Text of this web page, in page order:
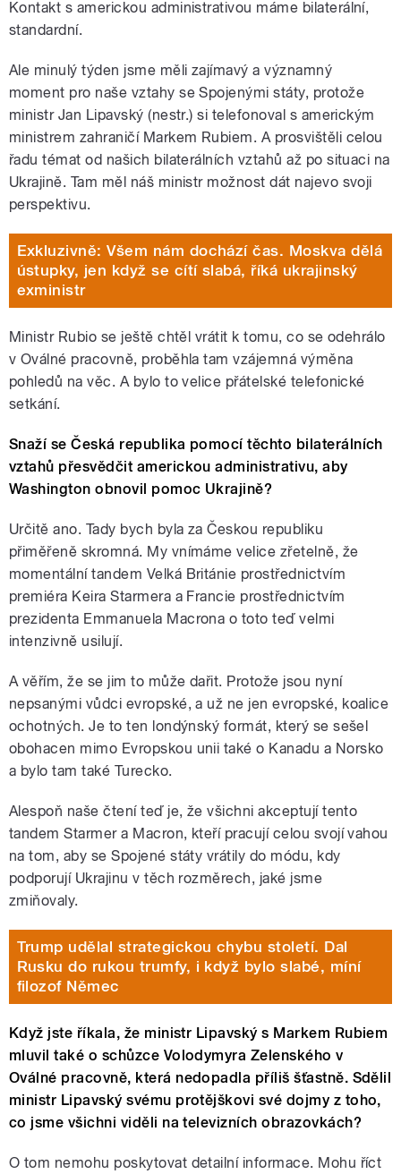
Kontakt s americkou administrativou máme bilaterální,
standardní.
Ale minulý týden jsme měli zajímavý a významný
moment pro naše vztahy se Spojenými státy, protože
ministr Jan Lipavský (nestr.) si telefonoval s americkým
ministrem zahraničí Markem Rubiem. A prosvištěli celou
řadu témat od našich bilaterálních vztahů až po situaci na
Ukrajině. Tam měl náš ministr možnost dát najevo svoji
perspektivu.
Exkluzivně: Všem nám dochází čas. Moskva dělá
ústupky, jen když se cítí slabá, říká ukrajinský
exministr
Ministr Rubio se ještě chtěl vrátit k tomu, co se odehrálo
v Oválné pracovně, proběhla tam vzájemná výměna
pohledů na věc. A bylo to velice přátelské telefonické
setkání.
Snaží se Česká republika pomocí těchto bilaterálních
vztahů přesvědčit americkou administrativu, aby
Washington obnovil pomoc Ukrajině?
Určitě ano. Tady bych byla za Českou republiku
přiměřeně skromná. My vnímáme velice zřetelně, že
momentální tandem Velká Británie prostřednictvím
premiéra Keira Starmera a Francie prostřednictvím
prezidenta Emmanuela Macrona o toto teď velmi
intenzivně usilují.
A věřím, že se jim to může dařit. Protože jsou nyní
nepsanými vůdci evropské, a už ne jen evropské, koalice
ochotných. Je to ten londýnský formát, který se sešel
obohacen mimo Evropskou unii také o Kanadu a Norsko
a bylo tam také Turecko.
Alespoň naše čtení teď je, že všichni akceptují tento
tandem Starmer a Macron, kteří pracují celou svojí vahou
na tom, aby se Spojené státy vrátily do módu, kdy
podporují Ukrajinu v těch rozměrech, jaké jsme
zmiňovaly.
Trump udělal strategickou chybu století. Dal
Rusku do rukou trumfy, i když bylo slabé, míní
filozof Němec
Když jste říkala, že ministr Lipavský s Markem Rubiem
mluvil také o schůzce Volodymyra Zelenského v
Oválné pracovně, která nedopadla příliš šťastně. Sdělil
ministr Lipavský svému protějškovi své dojmy z toho,
co jsme všichni viděli na televizních obrazovkách?
O tom nemohu poskytovat detailní informace. Mohu říct